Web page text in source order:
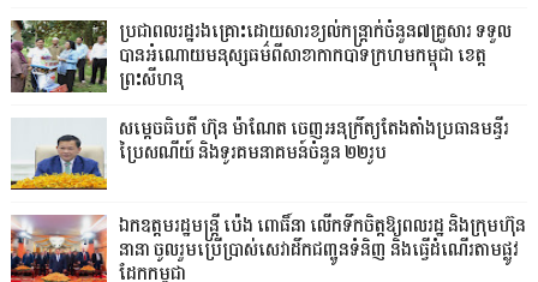
ប្រជាពលរដ្ឋរងគ្រោះដោយសារខ្យល់កន្ត្រាក់ចំនួន៧គ្រួសារ ទទួល
បានអំណោយមនុស្សធម៌ពីសាខាកាកបាទក្រហមកម្ពុជា ខេត្ត
ព្រះសីហនុ
សម្តេចធិបតី ហ៊ុន ម៉ាណែត ចេញអនុក្រឹត្យតែងតាំងប្រធានមន្ទីរ
ប្រៃសណីយ៍ និងទូរគមនាគមន៍ចំនួន ២២រូប
ឯកឧត្តមរដ្ឋមន្ត្រី ប៉េង ពោធិ៍នា លើកទឹកចិត្តឱ្យពលរដ្ឋ និងក្រុមហ៊ុន
នានា ចូលរួមប្រើប្រាស់សេវាដឹកជញ្ជូនទំនិញ និងធ្វើដំណើរតាមផ្លូវ
ដែកកម្ពុជា